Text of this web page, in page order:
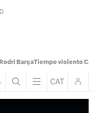
Rodri BarçaTiempo violento